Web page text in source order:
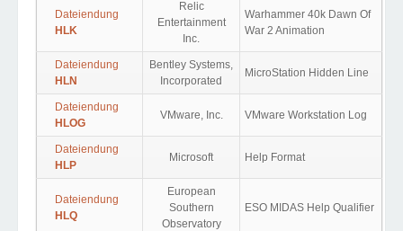
Dateiendung
HLK
Relic
Entertainment
Inc.
Warhammer 40k Dawn Of
War 2 Animation
Dateiendung
HLN
Bentley Systems,
Incorporated
MicroStation Hidden Line
Dateiendung
HLOG
VMware, Inc. VMware Workstation Log
Dateiendung
HLP
Microsoft Help Format
Dateiendung
HLQ
European
Southern
Observatory
ESO MIDAS Help Qualifier